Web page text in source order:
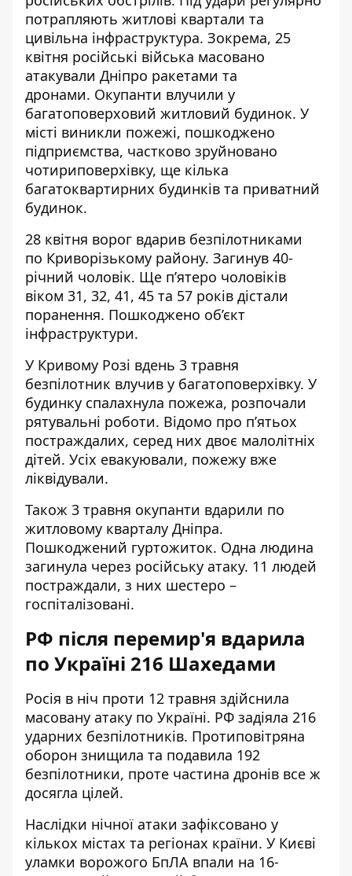
потрапляють житлові квартали та
цивільна інфраструктура. Зокрема, 25
квітня російські війська масовано
атакували Дніпро ракетами та
дронами. Окупанти влучили у
багатоповерховий житловий будинок. У
місті виникли пожежі, пошкоджено
підприємства, частково зруйновано
чотириповерхівку, ще кілька
багатоквартирних будинків та приватний
будинок.
28 квітня ворог вдарив безпілотниками
по Криворізькому району. Загинув 40-
річний чоловік. Ще п’ятеро чоловіків
віком 31, 32, 41, 45 та 57 років дістали
поранення. Пошкоджено об’єкт
інфраструктури.
У Кривому Розі вдень 3 травня
безпілотник влучив у багатоповерхівку. У
будинку спалахнула пожежа, розпочали
рятувальні роботи. Відомо про п’ятьох
постраждалих, серед них двоє малолітніх
дітей. Усіх евакуювали, пожежу вже
ліквідували.
Також 3 травня окупанти вдарили по
житловому кварталу Дніпра.
Пошкоджений гуртожиток. Одна людина
загинула через російську атаку. 11 людей
постраждали, з них шестеро –
госпіталізовані.
РФ після перемир'я вдарила
по Україні 216 Шахедами
Росія в ніч проти 12 травня здійснила
масовану атаку по Україні. РФ задіяла 216
ударних безпілотників. Протиповітряна
оборон знищила та подавила 192
безпілотники, проте частина дронів все ж
досягла цілей.
Наслідки нічної атаки зафіксовано у
кількох містах та регіонах країни. У Києві
уламки ворожого БпЛА впали на 16-